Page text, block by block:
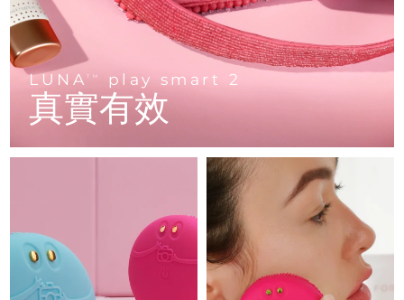
LUNATM play smart 2
真實有效
ESPADA™ 設備
All acne treatment devices
眼部護理設備
All revitalizing eye massagers
KIWI™ 皮肤护理
Advanced pore care essentials
LUNA™ Dual-Peptide Scalp
For healthy hair
issa™ Teeth Whitening Gel
18% PAP
護膚品 男士
FOREO APP
曼島
以色列 預計送達日期12/08/2026
義大利
日本 預計送達日期11/08/2026
預計送達日期 13/08/2026
哈薩克 預計送達日期 10/08/2026
科威特 預計送達日期08/08/2026